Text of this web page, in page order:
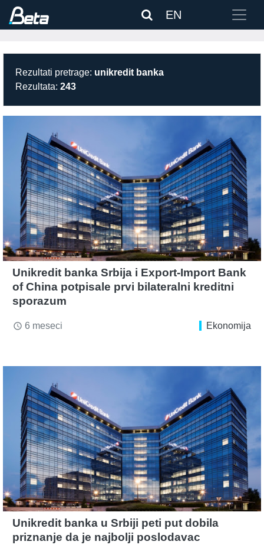
EN
Rezultati pretrage: unikredit banka
Rezultata: 243
Unikredit banka Srbija i Export-Import Bank
of China potpisale prvi bilateralni kreditni
sporazum
access_time 6 meseci Ekonomija
Unikredit banka u Srbiji peti put dobila
priznanje da je najbolji poslodavac